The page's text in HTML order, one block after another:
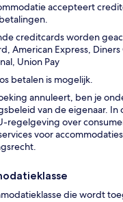
accepteert
creditcards worden
American Express, Diners
Union Pay
betalen is mogelijk.
annuleert, ben je
van de eigenaar. In
regelgeving over
voor
die wordt